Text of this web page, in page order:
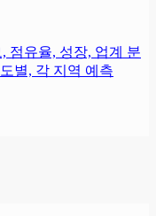
점유율, 성장, 업계 분
별, 각 지역 예측